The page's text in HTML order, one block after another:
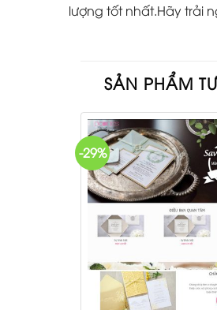
lượng tốt nhất.Hãy trải
SẢN PHẨM
-29%